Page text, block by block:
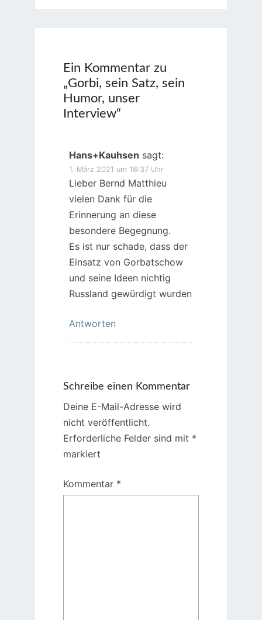
Ein Kommentar zu
„Gorbi, sein Satz, sein
Humor, unser
Interview“
Hans+Kauhsen sagt:
1. März 2021 um 18:37 Uhr
Lieber Bernd Matthieu
vielen Dank für die
Erinnerung an diese
besondere Begegnung.
Es ist nur schade, dass der
Einsatz von Gorbatschow
und seine Ideen nichtig
Russland gewürdigt wurden
Antworten
Schreibe einen Kommentar
Deine E-Mail-Adresse wird
nicht veröffentlicht.
Erforderliche Felder sind mit *
markiert
Kommentar *